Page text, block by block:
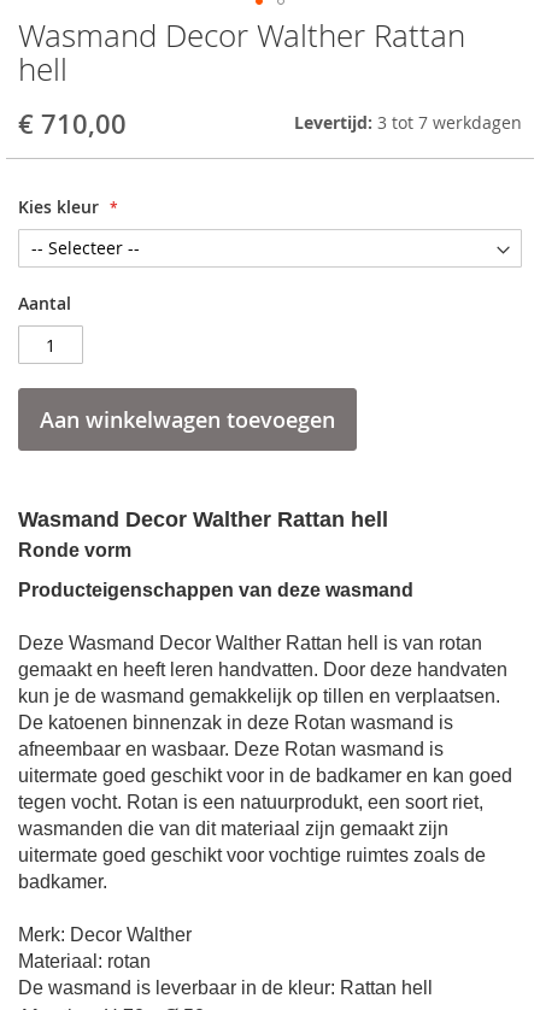
Wasmand Decor Walther Rattan
hell
€ 710,00 Levertijd: 3 tot 7 werkdagen
Kies kleur
Aantal
Aan winkelwagen toevoegen
Wasmand Decor Walther Rattan hell
Ronde vorm
Producteigenschappen van deze wasmand
Deze Wasmand Decor Walther Rattan hell is van rotan
gemaakt en heeft leren handvatten. Door deze handvaten
kun je de wasmand gemakkelijk op tillen en verplaatsen.
De katoenen binnenzak in deze Rotan wasmand is
afneembaar en wasbaar. Deze Rotan wasmand is
uitermate goed geschikt voor in de badkamer en kan goed
tegen vocht. Rotan is een natuurprodukt, een soort riet,
wasmanden die van dit materiaal zijn gemaakt zijn
uitermate goed geschikt voor vochtige ruimtes zoals de
badkamer.
Merk: Decor Walther
Materiaal: rotan
De wasmand is leverbaar in de kleur: Rattan hell
Skip
to
the
of
gallery